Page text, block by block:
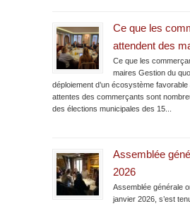
Ce que les
attendent des
Ce que les
maires Gestion du
déploiement d’un écosystème
attentes des commerçants sont
des élections municipales des 15...
Assemblée
2026
Assemblée générale
janvier 2026, s’est